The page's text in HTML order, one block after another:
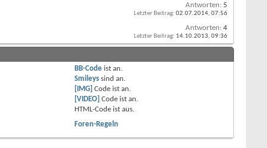
Antworten: 5
Letzter Beitrag: 02.07.2014, 07:56
Antworten: 4
Letzter Beitrag: 14.10.2013, 09:36
BB-Code istan.
Smileys sindan.
[IMG] Code istan.
[VIDEO] Code istan.
HTML-Code istaus.
Foren-Regeln